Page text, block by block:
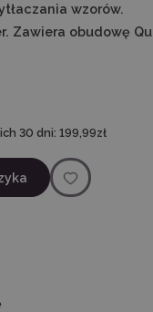
wzorów.
Zawiera obudowę
30 dni: 199,99zł